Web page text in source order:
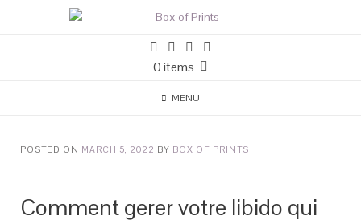
0 items
MENU
POSTED ON MARCH 5, 2022 BY BOX OF PRINTS
Comment gerer votre libido qui